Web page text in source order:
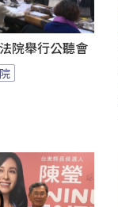
院舉行公聽會